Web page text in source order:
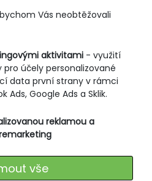
Vás neobtěžovali
aktivitami - využití
účely personalizované
data první strany v rámci
Ads, Google Ads a Sklik.
reklamou a
vše